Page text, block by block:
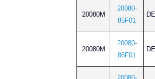
20080M
20080-
85F01
20080M
20080-
86F01